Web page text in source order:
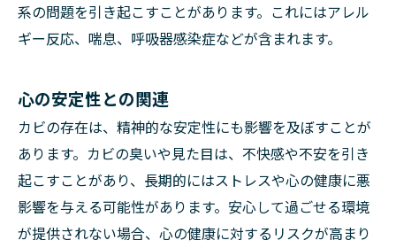
系の問題を引き起こすことがあります。これにはアレル
ギー反応、喘息、呼吸器感染症などが含まれます。
心の安定性との関連
カビの存在は、精神的な安定性にも影響を及ぼすことが
あります。カビの臭いや見た目は、不快感や不安を引き
起こすことがあり、長期的にはストレスや心の健康に悪
影響を与える可能性があります。安心して過ごせる環境
が提供されない場合、心の健康に対するリスクが高まり